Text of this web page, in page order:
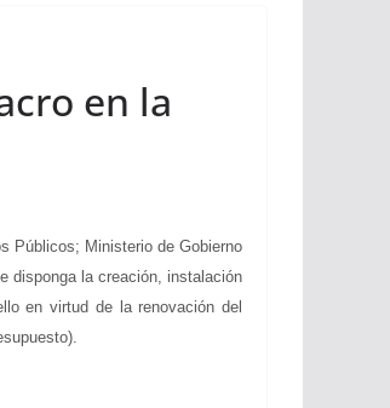
en la
Públicos; Ministerio de Gobierno
disponga la creación, instalación
en virtud de la renovación del